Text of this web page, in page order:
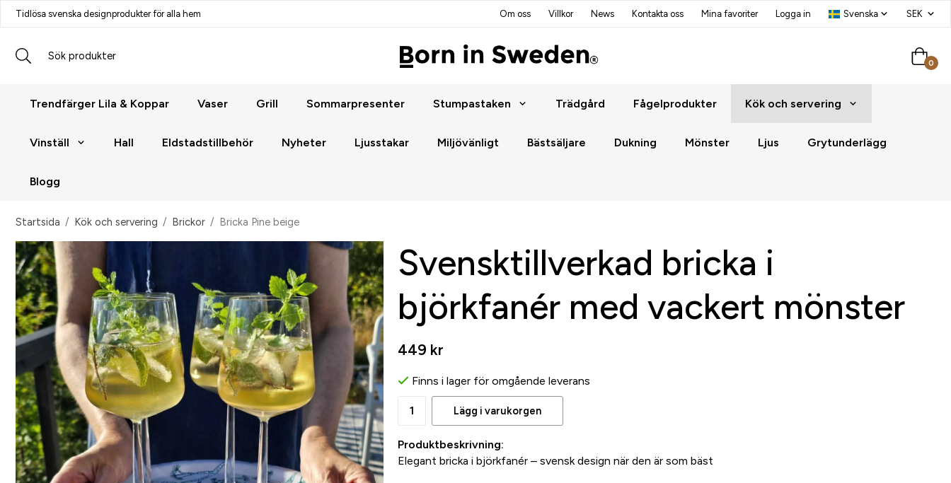
Tidlösa svenska designprodukter för alla hem Om oss Villkor News Kontakta oss Mina favoriter Logga in
0
Trendfärger Lila & Koppar Vaser Grill Sommarpresenter Stumpastaken Trädgård Fågelprodukter Kök och servering
Vinställ Hall Eldstadstillbehör Nyheter Ljusstakar Miljövänligt Bästsäljare Dukning Mönster Ljus Grytunderlägg
Blogg
Startsida / Kök och servering / Brickor / Bricka Pine beige
Svensktillverkad bricka i
björkfanér med vackert mönster
449 kr
Finns i lager för omgående leverans
Lägg i varukorgen
Produktbeskrivning:
Elegant bricka i björkfanér – svensk design när den är som bäst